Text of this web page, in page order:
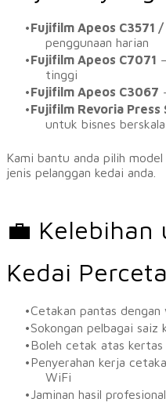
Fujifilm Apeos C3571 /
penggunaan harian
Fujifilm Apeos C7071
tinggi
Fujifilm Apeos C3067
Fujifilm Revoria Press
untuk bisnes
​Kami bantu anda pilih
jenis pelanggan kedai anda.
💼
Kedai
Cetakan pantas
Sokongan pelbagai
Boleh cetak atas
Penyerahan kerja
WiFi
Jaminan hasil